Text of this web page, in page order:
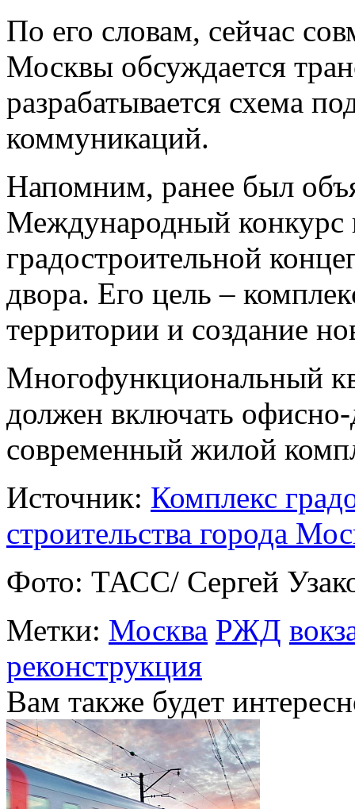
По его словам, сейчас
Москвы обсуждается
разрабатывается схема
коммуникаций.
Напомним, ранее был
Международный конкурс
градостроительной
двора. Его цель –
территории и создание
Многофункциональный
должен включать
современный жилой
Источник: Комплекс
строительства города
Фото: ТАСС/ Сергей
Метки: Москва РЖД
реконструкция
Вам также будет